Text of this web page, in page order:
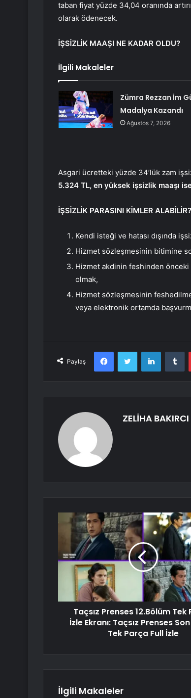
taban fiyat yüzde 34,04 oranında
olarak ödenecek.
İŞSİZLİK MAAŞI NE KADAR OLDU?
İlgili Makaleler
Zümra Rezzan İm
Madalya Kazandı
Ağustos 7, 2026
Asgari ücretteki yüzde 34’lük zam
5.324 TL, en yüksek işsizlik maaşı
İŞSİZLİK PARASINI KİMLER ALABİLİR?
Kendi isteği ve hatası dışında
Hizmet sözleşmesinin bitimine
Hizmet akdinin feshinden
olmak,
Hizmet sözleşmesinin
veya elektronik ortamda
Paylaş
FacebookTwitter LinkedIn
ZELİHA BAKIRCI
Taçsız Prenses 12.Bölüm Tek
İzle Ekranı: Taçsız Prenses
Tek Parça Full İzle
İlgili Makaleler